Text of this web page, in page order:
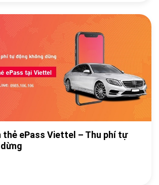
thẻ ePass Viettel – Thu phí tự